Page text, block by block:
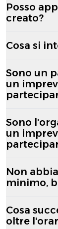
Posso
creato?
Cosa si
Sono un
un
Sono
un
Non
minimo,
Cosa
oltre